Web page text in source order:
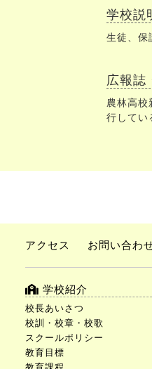
学校説
生徒、保
広報誌
農林高校
行してい
アクセス お問い合わ
学校紹介
校長あいさつ
校訓・校章・校歌
スクールポリシー
教育目標